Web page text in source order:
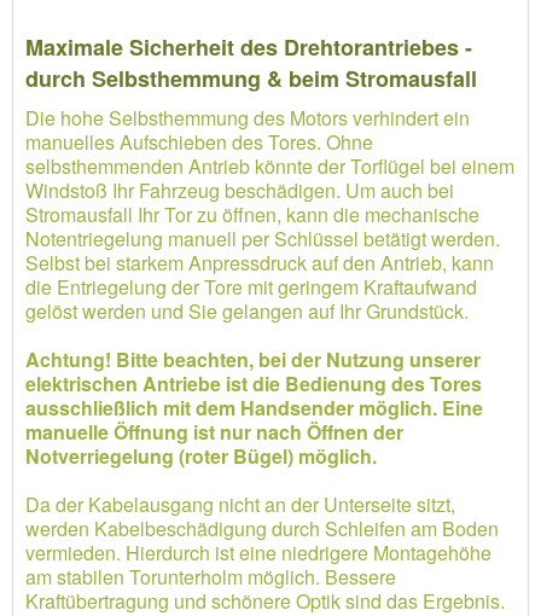
Maximale Sicherheit des Drehtorantriebes -
durch Selbsthemmung & beim Stromausfall
Die hohe Selbsthemmung des Motors verhindert ein
manuelles Aufschieben des Tores. Ohne
selbsthemmenden Antrieb könnte der Torflügel bei einem
Windstoß Ihr Fahrzeug beschädigen. Um auch bei
Stromausfall Ihr Tor zu öffnen, kann die mechanische
Notentriegelung manuell per Schlüssel betätigt werden.
Selbst bei starkem Anpressdruck auf den Antrieb, kann
die Entriegelung der Tore mit geringem Kraftaufwand
gelöst werden und Sie gelangen auf Ihr Grundstück.
Achtung! Bitte beachten, bei der Nutzung unserer
elektrischen Antriebe ist die Bedienung des Tores
ausschließlich mit dem Handsender möglich. Eine
manuelle Öffnung ist nur nach Öffnen der
Notverriegelung (roter Bügel) möglich.
Da der Kabelausgang nicht an der Unterseite sitzt,
werden Kabelbeschädigung durch Schleifen am Boden
vermieden. Hierdurch ist eine niedrigere Montagehöhe
am stabilen Torunterholm möglich. Bessere
Kraftübertragung und schönere Optik sind das Ergebnis.